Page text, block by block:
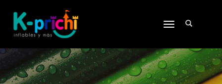
TOGGLE